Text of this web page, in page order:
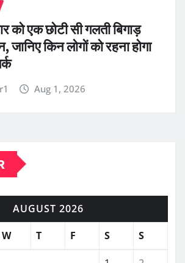
को एक छोटी सी गलती बिगाड़
जानिए किन लोगों को रहना होगा
Aug 1, 2026
AUGUST 2026
W T F S S